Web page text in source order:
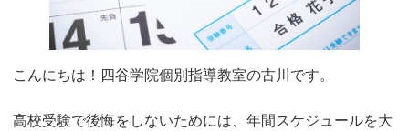
こんにちは！四谷学院個別指導教室の古川です。
高校受験で後悔をしないためには、年間スケジュールを大